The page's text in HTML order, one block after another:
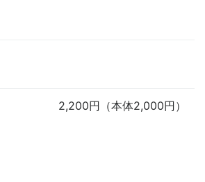
2,200円（本体2,000円）